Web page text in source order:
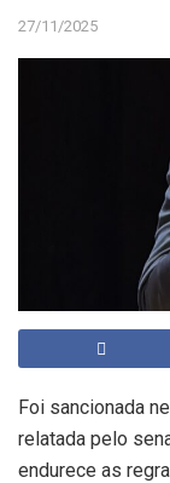
27/11/2025
Foi sancionada
relatada pelo
endurece as